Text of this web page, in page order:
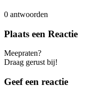
0 antwoorden
Plaats een Reactie
Meepraten?
Draag gerust bij!
Geef een reactie